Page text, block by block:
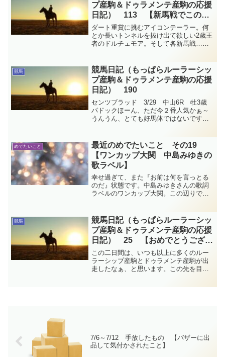
プ産駒＆ドゥラメンテ産駒の応援
日記） 113 【新馬戦でこの経
験】
ダート重賞に挑むアイコンテーラー。何
とか長いトンネルを抜け出て欲しい2歳王
者のドルチェモア。そして各新馬戦…。
くなりました。この経験は次走に生き
る！！今週の競馬日記です。
競馬
競馬日記（もっぱらルーラーシッ
プ産駒＆ドゥラメンテ産駒の応援
日記） 190
センツブラッド 3/29 中山6R 牡3歳
パドックほーん、ただ今２番人気かぁ～
うんうん、とても好馬体ではないです
に行ってると思いますよ！馬群は少し落
ち着いてセンツブラ...
めでたいこと
最近のめでたいこと その19
【ワンカップ大関 中島みゆきの
歌ラベル】
幸せ過ぎて、また『お前は何を言っとる
のだ』状態です。中島みゆきさんの歌詞
ラベルのワンカップ大関。この辺りでは
しました。綺麗…。スノードームみた
い。日々ご機嫌に過ごしています。
競馬
競馬日記（もっぱらルーラーシッ
プ産駒＆ドゥラメンテ産駒の応援
日記） 25 【おめでとうござい
ます】
この二日間は、いつも以上に多くのルー
ラーシップ産駒とドゥラメンテ産駒が出
走したなぁ、と思います。この先を目指
7/6～7/12 手放したもの 【バザーに出
品して気付かされたこと】